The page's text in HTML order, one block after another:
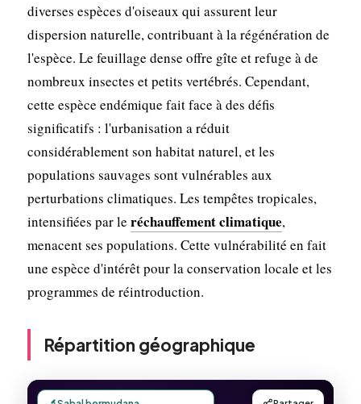
diverses espèces d'oiseaux qui assurent leur
dispersion naturelle, contribuant à la régénération de
l'espèce. Le feuillage dense offre gîte et refuge à de
nombreux insectes et petits vertébrés. Cependant,
cette espèce endémique fait face à des défis
significatifs : l'urbanisation a réduit
considérablement son habitat naturel, et les
populations sauvages sont vulnérables aux
perturbations climatiques. Les tempêtes tropicales,
intensifiées par le réchauffement climatique,
menacent ses populations. Cette vulnérabilité en fait
une espèce d'intérêt pour la conservation locale et les
programmes de réintroduction.
Répartition géographique